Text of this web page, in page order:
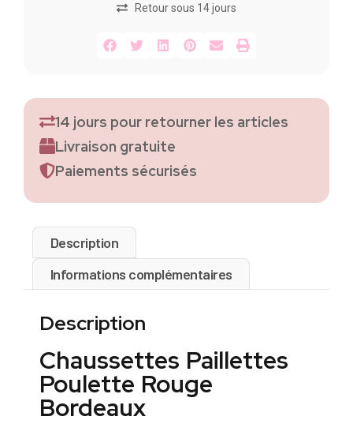
Retour sous 14 jours
14 jours pour retourner les articles
Livraison gratuite
Paiements sécurisés
Description
Informations complémentaires
Description
Chaussettes Paillettes
Poulette Rouge
Bordeaux